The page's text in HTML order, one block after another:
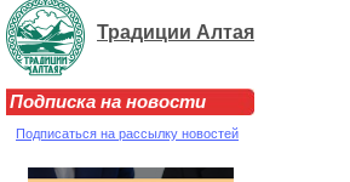
Традиции Алтая
Подписка на новости
Подписаться на рассылку новостей